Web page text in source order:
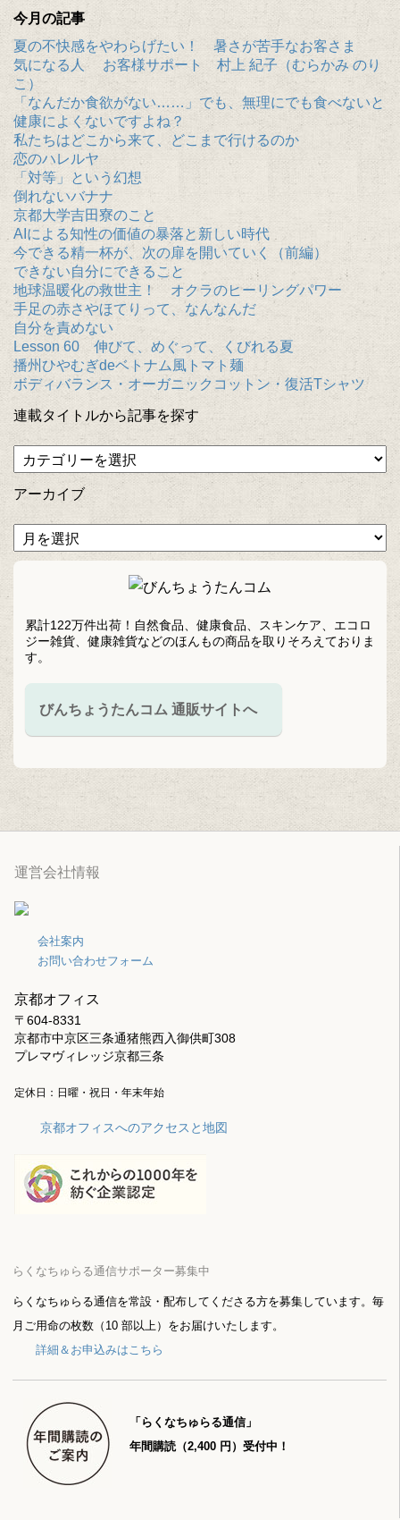
今月の記事
夏の不快感をやわらげたい！ 暑さが苦手なお客さま
気になる人 お客様サポート 村上 紀子（むらかみ のり
こ）
「なんだか食欲がない……」でも、無理にでも食べないと
健康によくないですよね？
私たちはどこから来て、どこまで行けるのか
恋のハレルヤ
「対等」という幻想
倒れないバナナ
京都大学吉田寮のこと
AIによる知性の価値の暴落と新しい時代
今できる精一杯が、次の扉を開いていく（前編）
できない自分にできること
地球温暖化の救世主！ オクラのヒーリングパワー
手足の赤さやほてりって、なんなんだ
自分を責めない
Lesson 60 伸びて、めぐって、くびれる夏
播州ひやむぎdeベトナム風トマト麺
ボディバランス・オーガニックコットン・復活Tシャツ
連載タイトルから記事を探す
アーカイブ
累計122万件出荷！自然食品、健康食品、スキンケア、エコロ
ジー雑貨、健康雑貨などのほんもの商品を取りそろえておりま
す。
びんちょうたんコム 通販サイトへ
運営会社情報
会社案内
お問い合わせフォーム
京都オフィス
〒604-8331
京都市中京区三条通猪熊西入御供町308
プレマヴィレッジ京都三条
定休日：日曜・祝日・年末年始
京都オフィスへのアクセスと地図
らくなちゅらる通信サポーター募集中
らくなちゅらる通信を常設・配布してくださる方を募集しています。毎
月ご用命の枚数（10 部以上）をお届けいたします。
詳細＆お申込みはこちら
「らくなちゅらる通信」
年間購読（2,400 円）受付中！